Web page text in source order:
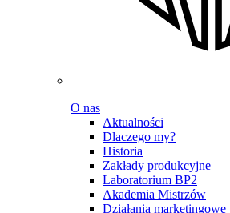
O nas
Aktualności
Dlaczego my?
Historia
Zakłady produkcyjne
Laboratorium BP2
Akademia Mistrzów
Działania marketingowe